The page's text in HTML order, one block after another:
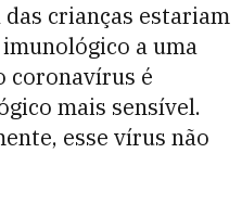
crianças estariam
a uma
coronavírus é
mais sensível.
esse vírus não